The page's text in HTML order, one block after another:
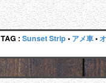
TAG : Sunset Strip • アメ車•